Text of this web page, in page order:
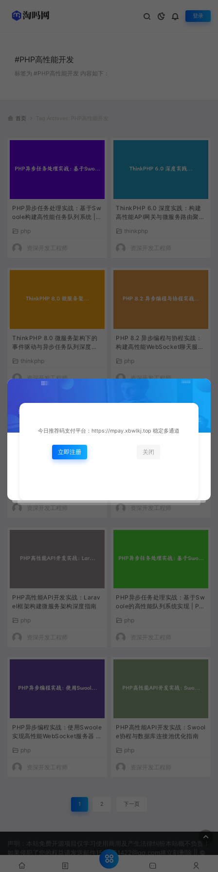
登录
#PHP高性能开发
标签为 #PHP高性能开发 内容如下：
首页
PHP异步任务处理实战：基于Sw
oole构建高性能任务队列系统 | P
php
资深开发工程师
ThinkPHP 6.0 深度实践：构建
高性能API网关与微服务路由聚合
thinkphp
资深开发工程师
ThinkPHP 8.0 微服务架构下的
事件驱动与异步任务队列深度实
thinkphp
资深开发工程师
PHP 8.2 异步编程与协程实战：
构建高性能WebSocket聊天服务
php
资深开发工程师
资深开发工程师 资深开发工程师
PHP高性能API开发实战：Larav
el框架构建微服务架构深度指南
php
资深开发工程师
PHP异步任务处理实战：基于Sw
oole的高性能队列系统实现 | PH
php
资深开发工程师
PHP异步编程实战：使用Swoole
实现高性能WebSocket服务器 |
php
资深开发工程师
PHP高性能API开发实战：Swool
e协程与数据库连接池优化指南
php
资深开发工程师
1 2 下一页
声明：本站免费开源项目仅学习使用商用及产生法律纠纷本站概不负责！
如果侵犯了您的权益请发送邮件1506151422@qq.com将立刻删除 || ©
2022 淘吗网 -TAOMAWANG.COM
网站地图
蜀ICP备
今日推荐码支付平台：https://mpay.xbwlkj.top 稳定多通道
立即注册 关闭